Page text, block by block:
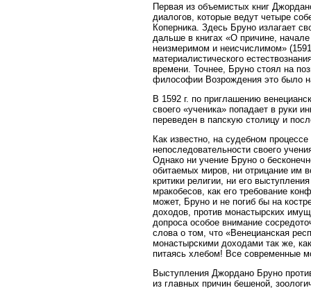
Первая из объемистых книг
диалогов, которые ведут четыре
Коперника. Здесь Бруно излагает
дальше в книгах «О причине,
неизмеримом и неисчислимом»
материалистического
времени. Точнее, Бруно стоял на
философии Возрождения это было
В 1592 г. по приглашению
своего «ученика» попадает в руки
переведен в папскую столицу и
Как известно, на судебном
непоследовательности своего
Однако ни учение Бруно о
обитаемых миров, ни отрицание им
критики религии, ни его
мракобесов, как его требование
может, Бруно и не погиб бы на
доходов, против монастырских
допроса особое внимание
слова о том, что «Венецианская
монастырскими доходами так же,
питаясь хлебом! Все современные
Выступления Джордано Бруно
из главных причин бешеной,